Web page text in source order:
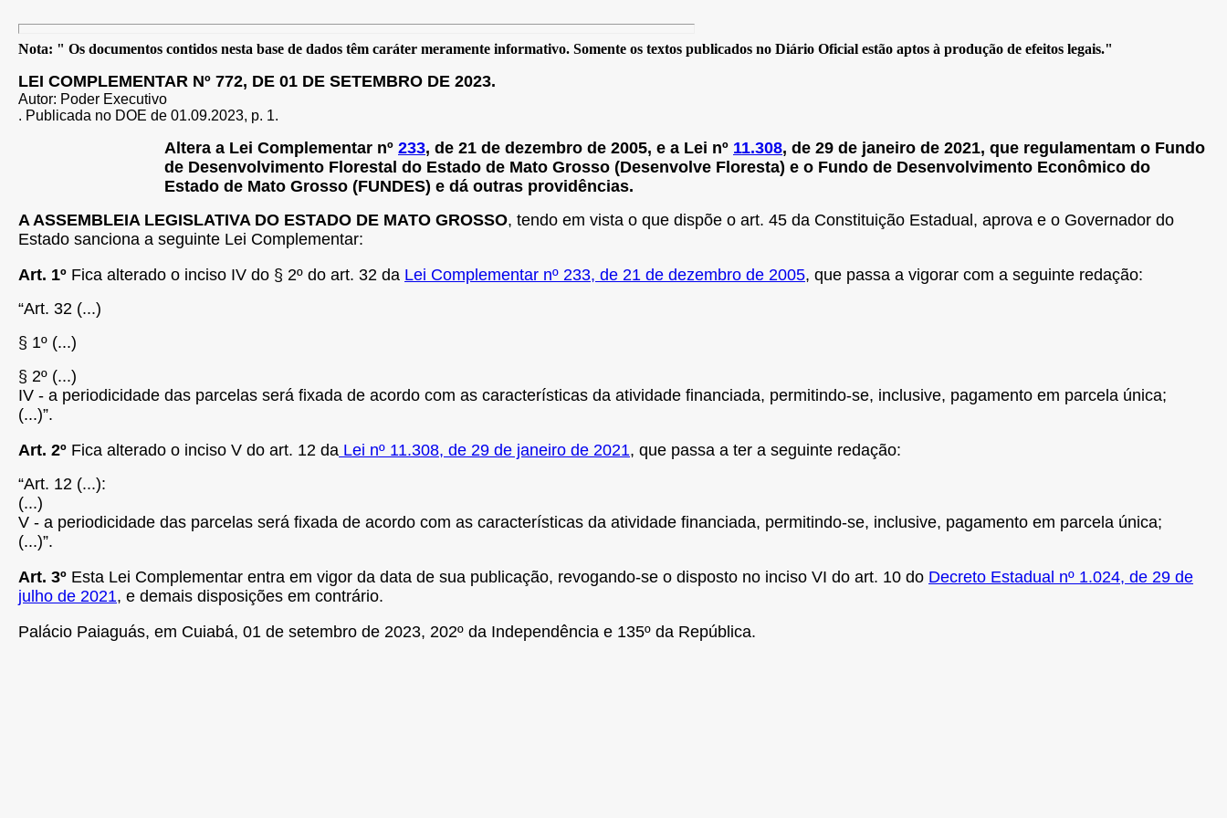
Nota: " Os documentos contidos nesta base de dados têm caráter meramente informativo. Somente os textos publicados no Diário Oficial estão aptos à produção de efeitos legais."
LEI COMPLEMENTAR Nº 772, DE 01 DE SETEMBRO DE 2023.
Autor: Poder Executivo
. Publicada no DOE de 01.09.2023, p. 1.
Altera a Lei Complementar nº 233, de 21 de dezembro de 2005, e a Lei nº 11.308, de 29 de janeiro de 2021, que regulamentam o Fundo
de Desenvolvimento Florestal do Estado de Mato Grosso (Desenvolve Floresta) e o Fundo de Desenvolvimento Econômico do
Estado de Mato Grosso (FUNDES) e dá outras providências.
A ASSEMBLEIA LEGISLATIVA DO ESTADO DE MATO GROSSO, tendo em vista o que dispõe o art. 45 da Constituição Estadual, aprova e o Governador do
Estado sanciona a seguinte Lei Complementar:
Art. 1º Fica alterado o inciso IV do § 2º do art. 32 da Lei Complementar nº 233, de 21 de dezembro de 2005, que passa a vigorar com a seguinte redação:
“Art. 32 (...)
§ 1º (...)
§ 2º (...)
IV - a periodicidade das parcelas será fixada de acordo com as características da atividade financiada, permitindo-se, inclusive, pagamento em parcela única;
(...)”.
Art. 2º Fica alterado o inciso V do art. 12 da Lei nº 11.308, de 29 de janeiro de 2021, que passa a ter a seguinte redação:
“Art. 12 (...):
(...)
V - a periodicidade das parcelas será fixada de acordo com as características da atividade financiada, permitindo-se, inclusive, pagamento em parcela única;
(...)”.
Art. 3º Esta Lei Complementar entra em vigor da data de sua publicação, revogando-se o disposto no inciso VI do art. 10 do Decreto Estadual nº 1.024, de 29 de
julho de 2021, e demais disposições em contrário.
Palácio Paiaguás, em Cuiabá, 01 de setembro de 2023, 202º da Independência e 135º da República.